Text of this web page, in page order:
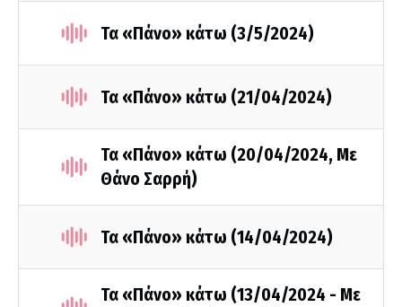
Τα «Πάνο» κάτω (3/5/2024)
Τα «Πάνο» κάτω (21/04/2024)
Τα «Πάνο» κάτω (20/04/2024, Με
Θάνο Σαρρή)
Τα «Πάνο» κάτω (14/04/2024)
Τα «Πάνο» κάτω (13/04/2024 - Με